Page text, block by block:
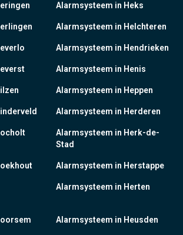
Alarmsysteem in Heks
Alarmsysteem in Helchteren
Alarmsysteem in Hendrieken
Alarmsysteem in Henis
Alarmsysteem in Heppen
Alarmsysteem in Herderen
Alarmsysteem in Herk-de-
Stad
Alarmsysteem in Herstappe
Alarmsysteem in Herten
Alarmsysteem in Heusden